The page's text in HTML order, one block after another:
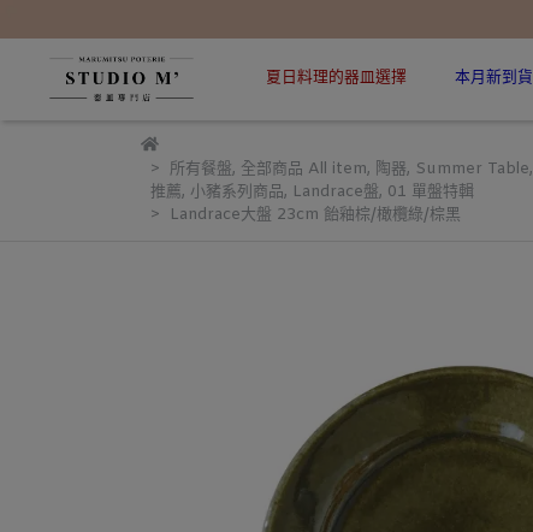
夏日料理的器皿選擇 本月新到貨
所有餐盤, 全部商品 All item, 陶器, Summer Table,
推薦, 小豬系列商品, Landrace盤, 01 單盤特輯
Landrace大盤 23cm 飴釉棕/橄欖綠/棕黑